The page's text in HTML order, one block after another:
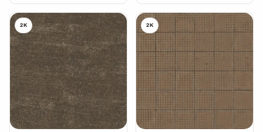
2K 2K